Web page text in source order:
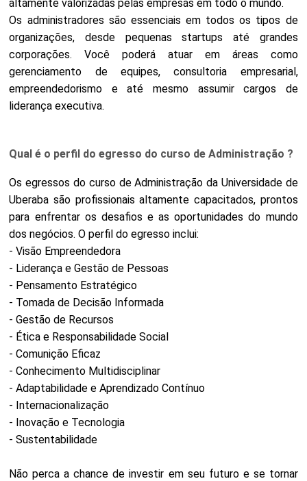
altamente valorizadas pelas empresas em todo o mundo.
Os administradores são essenciais em todos os tipos de
organizações, desde pequenas startups até grandes
corporações. Você poderá atuar em áreas como
gerenciamento de equipes, consultoria empresarial,
empreendedorismo e até mesmo assumir cargos de
liderança executiva.
Qual é o perfil do egresso do curso de Administração ?
Os egressos do curso de Administração da Universidade de
Uberaba são profissionais altamente capacitados, prontos
para enfrentar os desafios e as oportunidades do mundo
dos negócios. O perfil do egresso inclui:
- Visão Empreendedora
- Liderança e Gestão de Pessoas
- Pensamento Estratégico
- Tomada de Decisão Informada
- Gestão de Recursos
- Ética e Responsabilidade Social
- Comunição Eficaz
- Conhecimento Multidisciplinar
- Adaptabilidade e Aprendizado Contínuo
- Internacionalização
- Inovação e Tecnologia
- Sustentabilidade
Não perca a chance de investir em seu futuro e se tornar